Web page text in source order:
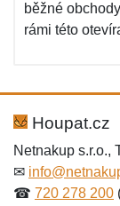
běžné
rámi této
Houpat.cz
Netnakup s.r.o.,
✉
☎ 720 278 200